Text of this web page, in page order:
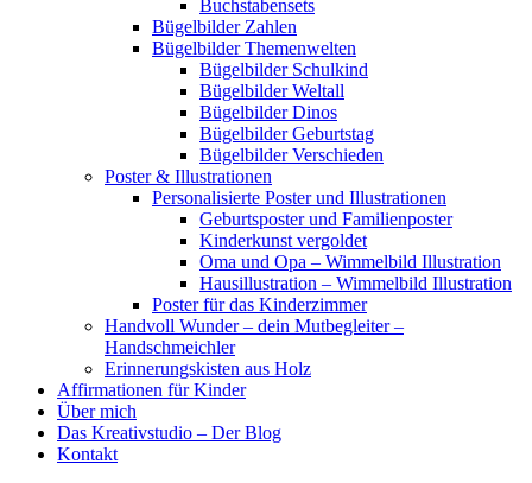
Buchstabensets
Bügelbilder Zahlen
Bügelbilder Themenwelten
Bügelbilder Schulkind
Bügelbilder Weltall
Bügelbilder Dinos
Bügelbilder Geburtstag
Bügelbilder Verschieden
Poster & Illustrationen
Personalisierte Poster und Illustrationen
Geburtsposter und Familienposter
Kinderkunst vergoldet
Oma und Opa – Wimmelbild Illustration
Hausillustration – Wimmelbild Illustration
Poster für das Kinderzimmer
Handvoll Wunder – dein Mutbegleiter –
Handschmeichler
Erinnerungskisten aus Holz
Affirmationen für Kinder
Über mich
Das Kreativstudio – Der Blog
Kontakt